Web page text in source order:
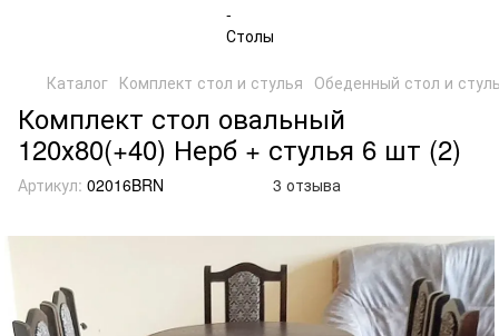
Каталог Комплект стол и стулья Обеденный стол и
Комплект стол овальный
120х80(+40) Нерб + стулья 6 шт (2)
Артикул: 02016BRN 3 отзыва